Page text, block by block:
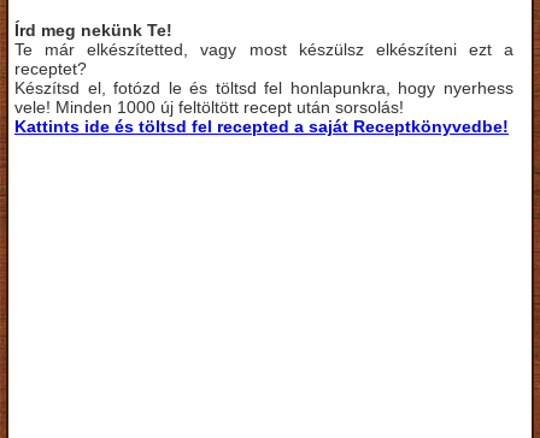
Írd meg nekünk Te!
Te már elkészítetted, vagy most készülsz elkészíteni ezt a
receptet?
Készítsd el, fotózd le és töltsd fel honlapunkra, hogy nyerhess
vele! Minden 1000 új feltöltött recept után sorsolás!
Kattints ide és töltsd fel recepted a saját Receptkönyvedbe!